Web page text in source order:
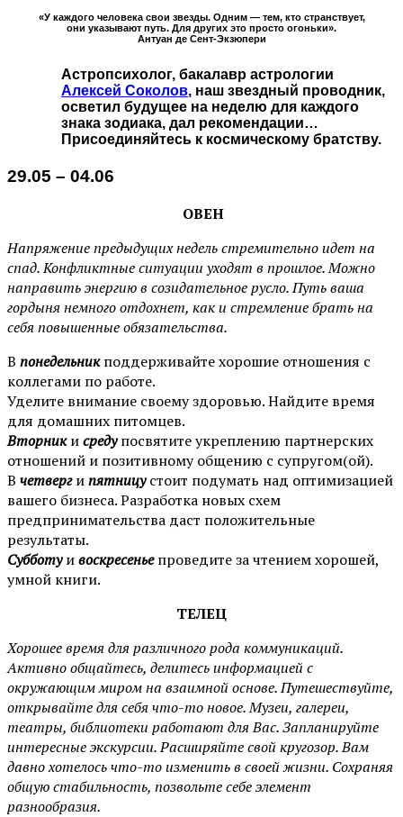
«У каждого человека свои звезды. Одним — тем, кто странствует,
они указывают путь. Для других это просто огоньки».
Антуан де Сент-Экзюпери
Астропсихолог, бакалавр астрологии
Алексей Соколов, наш звездный проводник,
осветил будущее на неделю для каждого
знака зодиака, дал рекомендации…
Присоединяйтесь к космическому братству.
29.05 – 04.06
ОВЕН
Напряжение предыдущих недель стремительно идет на
спад. Конфликтные ситуации уходят в прошлое. Можно
направить энергию в созидательное русло. Путь ваша
гордыня немного отдохнет, как и стремление брать на
себя повышенные обязательства.
В понедельникподдерживайте хорошие отношения с
коллегами по работе.
Уделите внимание своему здоровью. Найдите время
для домашних питомцев.
Вторникисредупосвятите укреплению партнерских
отношений и позитивному общению с супругом(ой).
В четвергипятницустоит подумать над оптимизацией
вашего бизнеса. Разработка новых схем
предпринимательства даст положительные
результаты.
Субботуивоскресеньепроведите за чтением хорошей,
умной книги.
ТЕЛЕЦ
Хорошее время для различного рода коммуникаций.
Активно общайтесь, делитесь информацией с
окружающим миром на взаимной основе. Путешествуйте,
открывайте для себя что-то новое. Музеи, галереи,
театры, библиотеки работают для Вас. Запланируйте
интересные экскурсии. Расширяйте свой кругозор. Вам
давно хотелось что-то изменить в своей жизни. Сохраняя
общую стабильность, позвольте себе элемент
разнообразия.